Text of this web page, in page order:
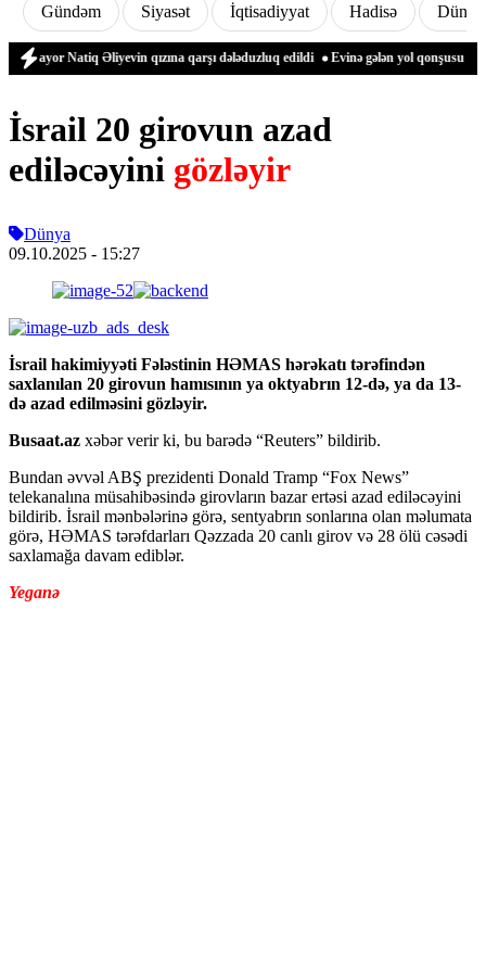
Gündəm Siyasət İqtisadiyyat Hadisə Dünya
Natiq Əliyevin qızına qarşı dələduzluq edildi Evinə gələn yol qonşusu
İsrail 20 girovun azad
ediləcəyini gözləyir
Dünya
09.10.2025 - 15:27
İsrail hakimiyyəti Fələstinin HƏMAS hərəkatı tərəfindən
saxlanılan 20 girovun hamısının ya oktyabrın 12-də, ya da 13-
də azad edilməsini gözləyir.
Busaat.az xəbər verir ki, bu barədə “Reuters” bildirib.
Bundan əvvəl ABŞ prezidenti Donald Tramp “Fox News”
telekanalına müsahibəsində girovların bazar ertəsi azad ediləcəyini
bildirib. İsrail mənbələrinə görə, sentyabrın sonlarına olan məlumata
görə, HƏMAS tərəfdarları Qəzzada 20 canlı girov və 28 ölü cəsədi
saxlamağa davam ediblər.
Yeganə